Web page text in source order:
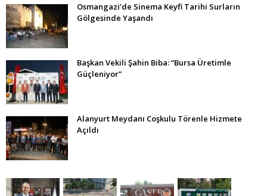
Osmangazi’de Sinema Keyfi Tarihi Surların
Gölgesinde Yaşandı
Başkan Vekili Şahin Biba: “Bursa Üretimle
Güçleniyor”
Alanyurt Meydanı Coşkulu Törenle Hizmete
Açıldı